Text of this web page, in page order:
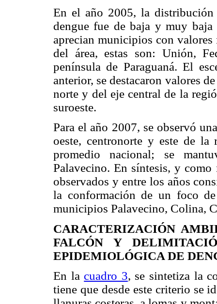
En el año 2005, la distribución
dengue fue de baja y muy
aprecian municipios con
del área, estas son: Unión,
península de Paraguaná. El
anterior, se destacaron valores
norte y del eje central de la
suroeste.
Para el año 2007, se observó
oeste, centronorte y este de
promedio nacional; se
Palavecino. En síntesis, y
observados y entre los años
la conformación de un foco
municipios Palavecino, Colina,
CARACTERIZACIÓN
FALCÓN Y
EPIDEMIOLÓGICA DE
En la cuadro 3, se sintetiza la
tiene que desde este criterio se